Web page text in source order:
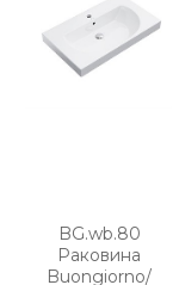
BG.wb.80
Раковина
Buongiorno/